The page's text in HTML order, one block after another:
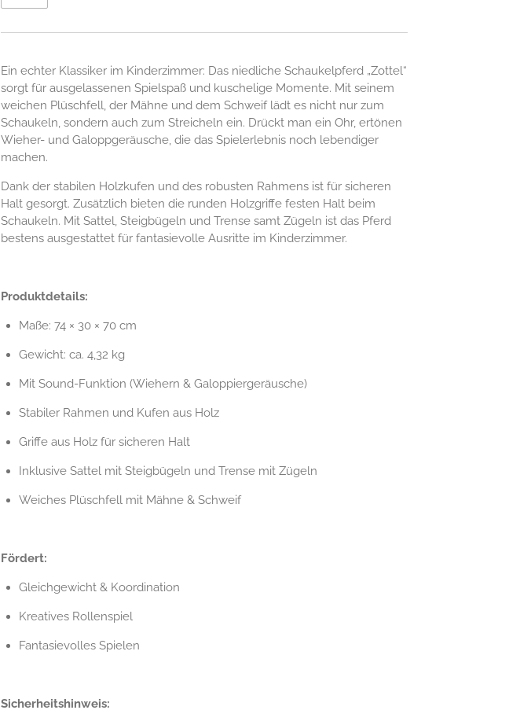
Ein echter Klassiker im Kinderzimmer: Das niedliche Schaukelpferd „Zottel“
sorgt für ausgelassenen Spielspaß und kuschelige Momente. Mit seinem
weichen Plüschfell, der Mähne und dem Schweif lädt es nicht nur zum
Schaukeln, sondern auch zum Streicheln ein. Drückt man ein Ohr, ertönen
Wieher- und Galoppgeräusche, die das Spielerlebnis noch lebendiger
machen.
Dank der stabilen Holzkufen und des robusten Rahmens ist für sicheren
Halt gesorgt. Zusätzlich bieten die runden Holzgriffe festen Halt beim
Schaukeln. Mit Sattel, Steigbügeln und Trense samt Zügeln ist das Pferd
bestens ausgestattet für fantasievolle Ausritte im Kinderzimmer.
Produktdetails:
Maße: 74 × 30 × 70 cm
Gewicht: ca. 4,32 kg
Mit Sound-Funktion (Wiehern & Galoppiergeräusche)
Stabiler Rahmen und Kufen aus Holz
Griffe aus Holz für sicheren Halt
Inklusive Sattel mit Steigbügeln und Trense mit Zügeln
Weiches Plüschfell mit Mähne & Schweif
Fördert:
Gleichgewicht & Koordination
Kreatives Rollenspiel
Fantasievolles Spielen
Sicherheitshinweis: